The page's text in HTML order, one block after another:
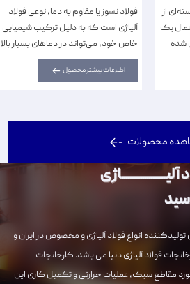
از
یک
شده
فولاد نسوز یا مقاوم به دما، نوعی فولاد
آلیاژی است که به دلیل ترکیب شیمیایی
خاص خود، می‌تواند در دما‌های بسیار بالا
بدون از دست دادن استحکام و خواص
مکانیکی، به کار رود.
اطلاعات بیشتر محصول
محصولات
تولیدکننده انواع فولاد آلیاژی و مخصوص در ایران و
فولاد آلیاژی دنیا می باشد. کارخانجات
مقاطع سبک، عملیات حرارتی و تکمیل کاری این